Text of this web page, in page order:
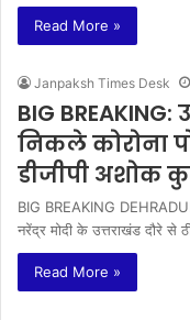
Read More »
Janpaksh Times Desk
BIG
निकले कोरोना
डीजीपी अशोक
BIG BREAKING
नरेंद्र मोदी के उत्तराखंड दौरे
Read More »